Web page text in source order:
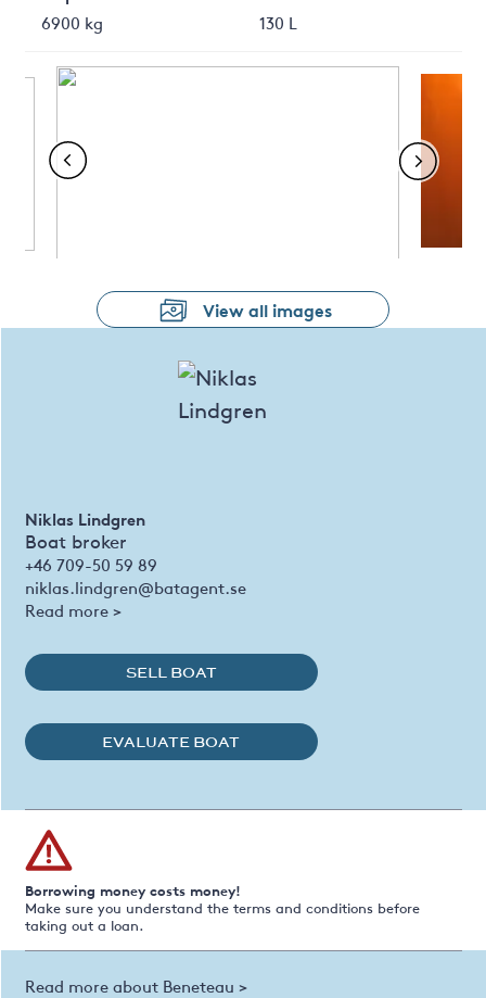
6900 kg
130 L
View all images
Niklas Lindgren
Boat broker
+46 709-50 59 89
niklas.lindgren@batagent.se
Read more >
SELL BOAT
EVALUATE BOAT
Borrowing money costs money!
Make sure you understand the terms and conditions before
taking out a loan.
Read more about Beneteau >